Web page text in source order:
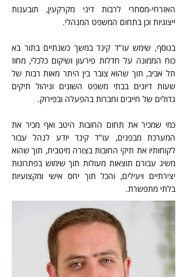
האזרחי-מסחרי לרבות דיני מקרקעין, תובענות
ייצוגיות וכן בתחום המשפט המנהלי.
בנוסף, שימש עו"ד קינד במשך כשנתיים בתור בא
כוח הממונה על חדלות פירעון ושיקום כלכלי, מחוז
תל אביב, תוך שהוא צובר בין היתר מאות רבות של
שעות דיונים בבתי משפט השונים וניהול תיקים
גדולים של חייבים וחברות בהפעלה ובפירוק.
כמי שמכיר את תחום החובות היטב ואף מכיר את
המערכת מבפנים, עו"ד קינד יודע לנהל עבור
לקוחותיו את תיקי החובות בצורה מיטבית, תוך שהוא
משיג עבורם תוצאות מעולות תוך שימוש בפתרונות
יצירתיים ויעילים, והכל תוך יחס אישי ומקצועיות
בלתי מתפשרת.